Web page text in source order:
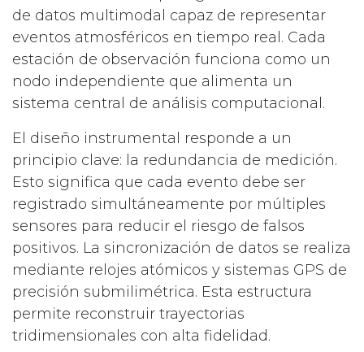
de datos multimodal capaz de representar
eventos atmosféricos en tiempo real. Cada
estación de observación funciona como un
nodo independiente que alimenta un
sistema central de análisis computacional.
El diseño instrumental responde a un
principio clave: la redundancia de medición.
Esto significa que cada evento debe ser
registrado simultáneamente por múltiples
sensores para reducir el riesgo de falsos
positivos. La sincronización de datos se realiza
mediante relojes atómicos y sistemas GPS de
precisión submilimétrica. Esta estructura
permite reconstruir trayectorias
tridimensionales con alta fidelidad.